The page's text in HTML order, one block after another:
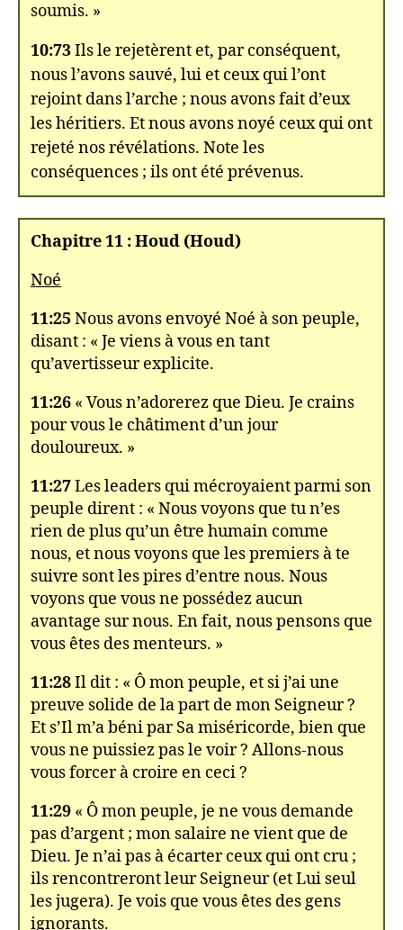
soumis. »
10:73Ils le rejetèrent et, par conséquent,
nous l’avons sauvé, lui et ceux qui l’ont
rejoint dans l’arche ; nous avons fait d’eux
les héritiers. Et nous avons noyé ceux qui ont
rejeté nos révélations. Note les
conséquences ; ils ont été prévenus.
Chapitre 11 : Houd (Houd)
Noé
11:25 Nous avons envoyé Noé à son peuple,
disant : « Je viens à vous en tant
qu’avertisseur explicite.
11:26 « Vous n’adorerez que Dieu. Je crains
pour vous le châtiment d’un jour
douloureux. »
11:27Les leaders qui mécroyaient parmi son
peuple dirent : « Nous voyons que tu n’es
rien de plus qu’un être humain comme
nous, et nous voyons que les premiers à te
suivre sont les pires d’entre nous. Nous
voyons que vous ne possédez aucun
avantage sur nous. En fait, nous pensons que
vous êtes des menteurs. »
11:28Il dit : « Ô mon peuple, et si j’ai une
preuve solide de la part de mon Seigneur ?
Et s’Il m’a béni par Sa miséricorde, bien que
vous ne puissiez pas le voir ? Allons-nous
vous forcer à croire en ceci ?
11:29 « Ô mon peuple, je ne vous demande
pas d’argent ; mon salaire ne vient que de
Dieu. Je n’ai pas à écarter ceux qui ont cru ;
ils rencontreront leur Seigneur (et Lui seul
les jugera). Je vois que vous êtes des gens
ignorants.